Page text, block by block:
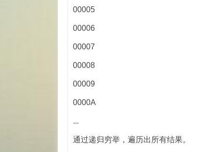
00005
00006
00007
00008
00009
0000A
...
通过递归穷举，遍历出所有结果。